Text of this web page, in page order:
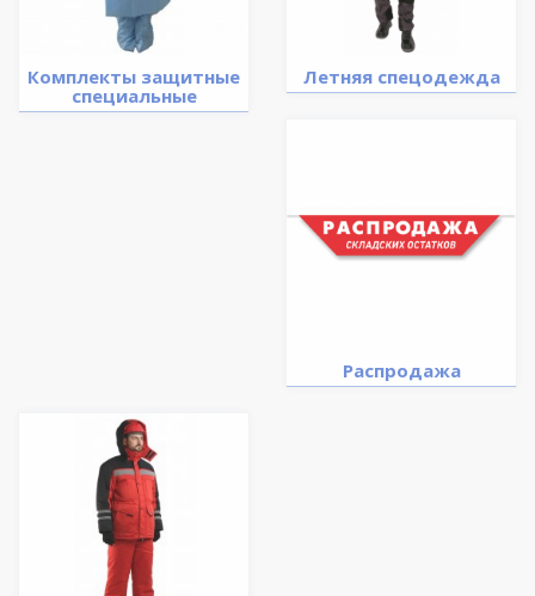
Комплекты защитные
специальные
Летняя спецодежда
Распродажа